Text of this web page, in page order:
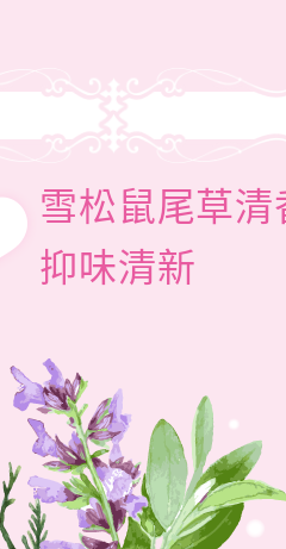
雪松鼠尾草清
抑味清新